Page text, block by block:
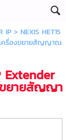
IP> NEXIS HET15
ครื่องขยายสัญญาณ
Extender
ขยายสัญญา